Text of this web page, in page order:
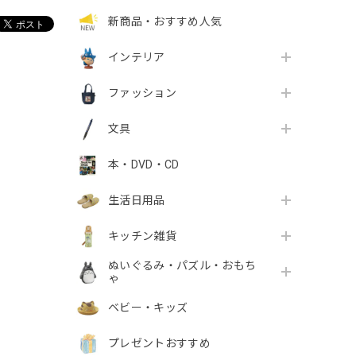
新商品・おすすめ人気
インテリア
ファッション
文具
本・DVD・CD
生活日用品
キッチン雑貨
ぬいぐるみ・パズル・おもち
ゃ
ベビー・キッズ
プレゼントおすすめ